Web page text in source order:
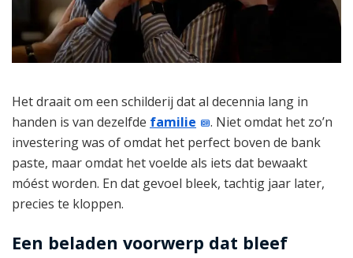
Het draait om een schilderij dat al decennia lang in
handen is van dezelfde familie
. Niet omdat het zo’n
investering was of omdat het perfect boven de bank
paste, maar omdat het voelde als iets dat bewaakt
móést worden. En dat gevoel bleek, tachtig jaar later,
precies te kloppen.
Een beladen voorwerp dat bleef